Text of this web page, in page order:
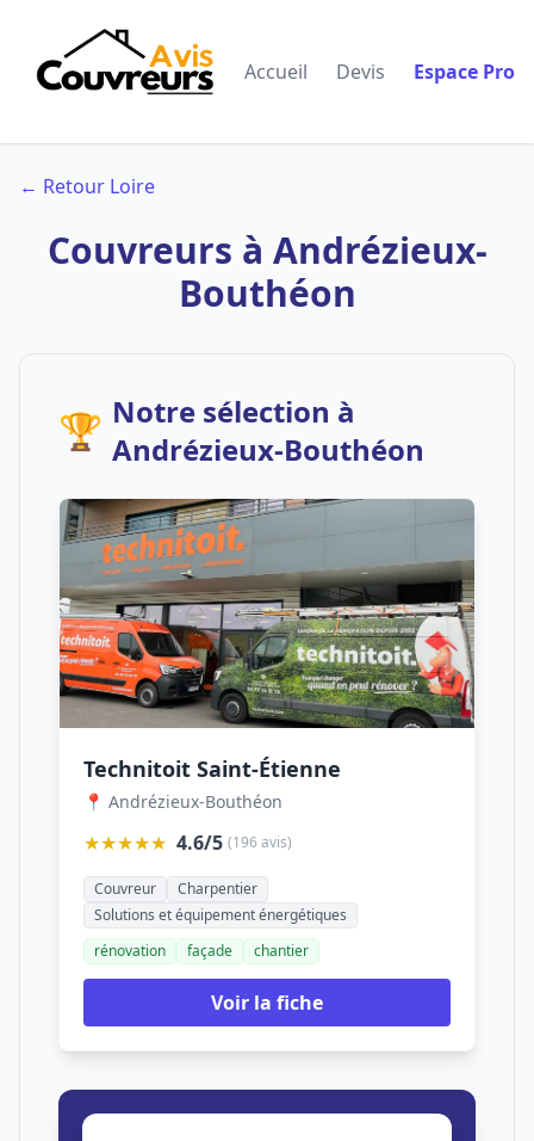
Accueil Devis Espace Pro
← Retour Loire
Couvreurs à Andrézieux-
Bouthéon
🏆 Notre sélection à
Andrézieux-Bouthéon
Technitoit Saint-Étienne
📍 Andrézieux-Bouthéon
★★★★★ 4.6/5 (196 avis)
Couvreur
Charpentier
Solutions et équipement énergétiques
rénovation
façade chantier
Voir la fiche